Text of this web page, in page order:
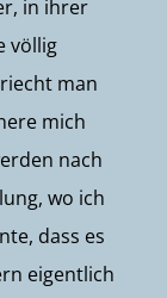
in ihrer
völlig
man
mich
nach
wo ich
dass es
eigentlich